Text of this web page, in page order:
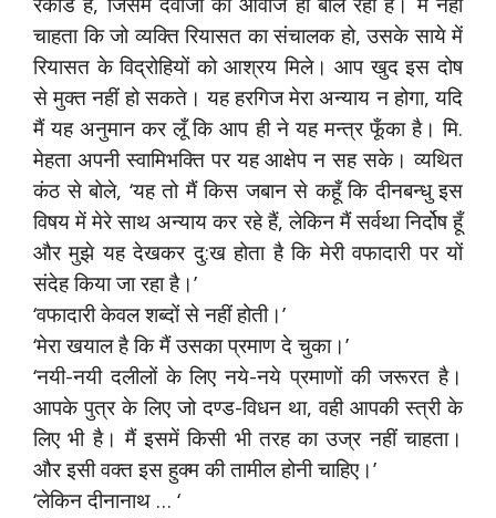
चाहता कि जो व्यक्ति रियासत का संचालक हो, उसके साये में
रियासत के विद्रोहियों को आश्रय मिले। आप खुद इस दोष
से मुक्त नहीं हो सकते। यह हरगिज मेरा अन्याय न होगा, यदि
मैं यह अनुमान कर लूँ कि आप ही ने यह मन्त्र फूँका है। मि.
मेहता अपनी स्वामिभक्ति पर यह आक्षेप न सह सके। व्यथित
कंठ से बोले, ‘यह तो मैं किस जबान से कहूँ कि दीनबन्धु इस
विषय में मेरे साथ अन्याय कर रहे हैं, लेकिन मैं सर्वथा निर्दोष हूँ
और मुझे यह देखकर दु:ख होता है कि मेरी वफादारी पर यों
संदेह किया जा रहा है।’
‘वफादारी केवल शब्दों से नहीं होती।’
‘मेरा खयाल है कि मैं उसका प्रमाण दे चुका।’
‘नयी-नयी दलीलों के लिए नये-नये प्रमाणों की जरूरत है।
आपके पुत्र के लिए जो दण्ड-विधन था, वही आपकी स्त्री के
लिए भी है। मैं इसमें किसी भी तरह का उज्र नहीं चाहता।
और इसी वक्त इस हुक्म की तामील होनी चाहिए।’
‘लेकिन दीनानाथ … ‘